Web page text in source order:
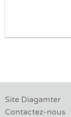
Site Diagamter
Contactez-nous